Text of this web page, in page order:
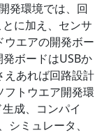
発環境では、回
に加え、センサ
ウエアの開発ボー
ボードはUSBか
えあれば回路設計
トウエア開発環
成、コンパイ
ミュレータ、